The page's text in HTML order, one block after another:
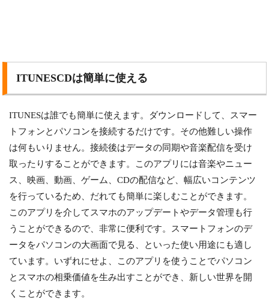
ITUNESCDは簡単に使える
ITUNESは誰でも簡単に使えます。ダウンロードして、スマー
トフォンとパソコンを接続するだけです。その他難しい操作
は何もいりません。接続後はデータの同期や音楽配信を受け
取ったりすることができます。このアプリには音楽やニュー
ス、映画、動画、ゲーム、CDの配信など、幅広いコンテンツ
を行っているため、だれても簡単に楽しむことができます。
このアプリを介してスマホのアップデートやデータ管理も行
うことができるので、非常に便利です。スマートフォンのデ
ータをパソコンの大画面で見る、といった使い用途にも適し
ています。いずれにせよ、このアプリを使うことでパソコン
とスマホの相乗価値を生み出すことができ、新しい世界を開
くことができます。